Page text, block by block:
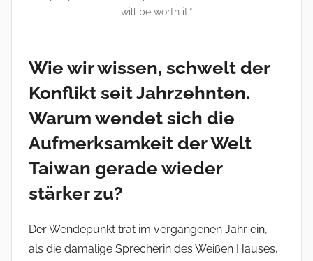
will be worth it.“
Wie wir wissen, schwelt der
Konflikt seit Jahrzehnten.
Warum wendet sich die
Aufmerksamkeit der Welt
Taiwan gerade wieder
stärker zu?
Der Wendepunkt trat im vergangenen Jahr ein,
als die damalige Sprecherin des Weißen Hauses,